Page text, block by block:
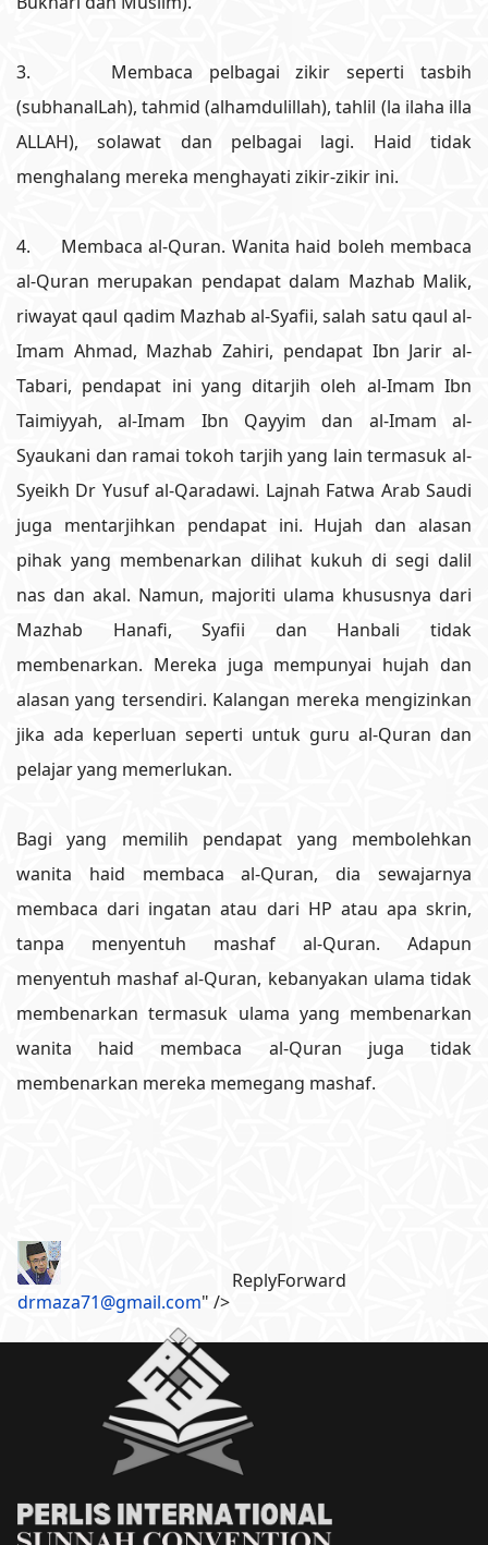
3. Membaca pelbagai zikir seperti tasbih
(subhanalLah), tahmid (alhamdulillah), tahlil (la ilaha illa
ALLAH), solawat dan pelbagai lagi. Haid tidak
menghalang mereka menghayati zikir-zikir ini.
4. Membaca al-Quran. Wanita haid boleh membaca
al-Quran merupakan pendapat dalam Mazhab Malik,
riwayat qaul qadim Mazhab al-Syafii, salah satu qaul al-
Imam Ahmad, Mazhab Zahiri, pendapat Ibn Jarir al-
Tabari, pendapat ini yang ditarjih oleh al-Imam Ibn
Taimiyyah, al-Imam Ibn Qayyim dan al-Imam al-
Syaukani dan ramai tokoh tarjih yang lain termasuk al-
Syeikh Dr Yusuf al-Qaradawi. Lajnah Fatwa Arab Saudi
juga mentarjihkan pendapat ini. Hujah dan alasan
pihak yang membenarkan dilihat kukuh di segi dalil
nas dan akal. Namun, majoriti ulama khususnya dari
Mazhab Hanafi, Syafii dan Hanbali tidak
membenarkan. Mereka juga mempunyai hujah dan
alasan yang tersendiri. Kalangan mereka mengizinkan
jika ada keperluan seperti untuk guru al-Quran dan
pelajar yang memerlukan.
Bagi yang memilih pendapat yang membolehkan
wanita haid membaca al-Quran, dia sewajarnya
membaca dari ingatan atau dari HP atau apa skrin,
tanpa menyentuh mashaf al-Quran. Adapun
menyentuh mashaf al-Quran, kebanyakan ulama tidak
membenarkan termasuk ulama yang membenarkan
wanita haid membaca al-Quran juga tidak
membenarkan mereka memegang mashaf.
drmaza71@gmail.com" />
ReplyForward